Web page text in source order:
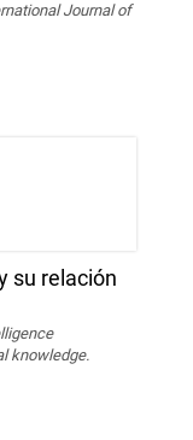
Journal of
su relación
knowledge.